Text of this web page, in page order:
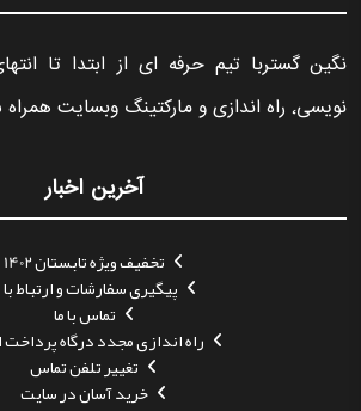
نویسی٬ راه اندازی و مارکتینگ وبسایت همراه شما خواهد بود
آخرین اخبار
تخفیف ویژه تابستان 1402
پیگیری سفارشات و ارتباط با
تماس با ما
راه اندازی مجدد درگاه پرداخت
تغییر تلفن تماس
خرید آسان در سایت